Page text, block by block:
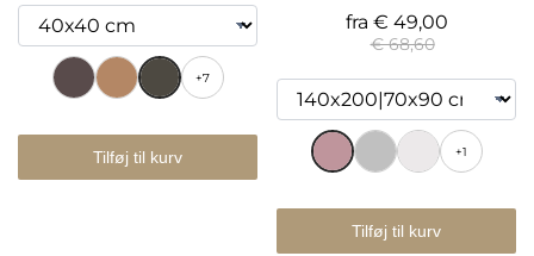
+7
Tilføj til kurv
fra € 49,00
€ 68,60
+1
Tilføj til kurv